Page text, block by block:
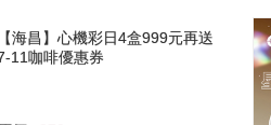
【海昌】心機彩日4盒999元再送
11咖啡優惠券